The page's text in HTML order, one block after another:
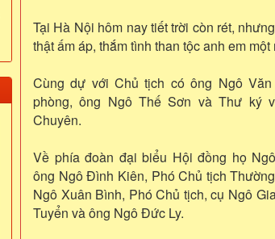
Tại Hà Nội hôm nay tiết trời còn rét,
thật ấm áp, thắm tình than tộc anh em một
Cùng dự với Chủ tịch có ông Ngô
phòng, ông Ngô Thế Sơn và Thư ký
Chuyên.
Về phía đoàn đại biểu Hội đồng họ
ông Ngô Đình Kiên, Phó Chủ tịch
Ngô Xuân Bình, Phó Chủ tịch, cụ Ngô
Tuyển và ông Ngô Đức Ly.